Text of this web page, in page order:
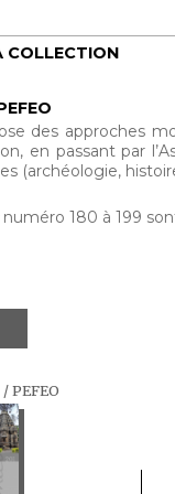
COLLECTION
des approches
en passant par
(archéologie,
numéro 180 à 199
PEFEO